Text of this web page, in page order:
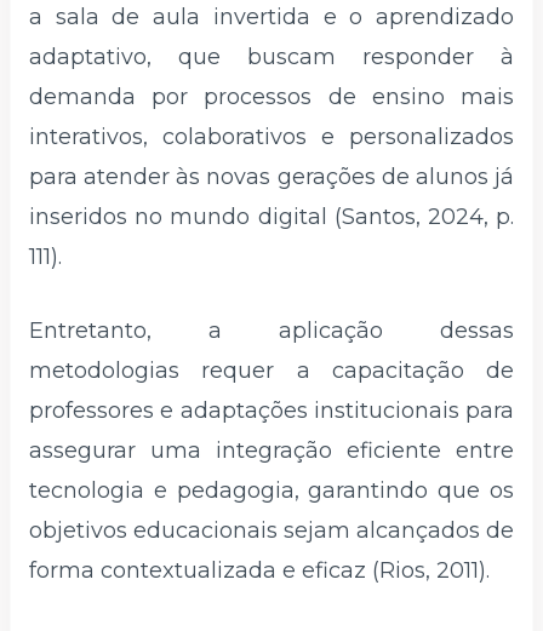
a sala de aula invertida e o aprendizado
adaptativo, que buscam responder à
demanda por processos de ensino mais
interativos, colaborativos e personalizados
para atender às novas gerações de alunos já
inseridos no mundo digital (Santos, 2024, p.
111).
Entretanto, a aplicação dessas
metodologias requer a capacitação de
professores e adaptações institucionais para
assegurar uma integração eficiente entre
tecnologia e pedagogia, garantindo que os
objetivos educacionais sejam alcançados de
forma contextualizada e eficaz (Rios, 2011).